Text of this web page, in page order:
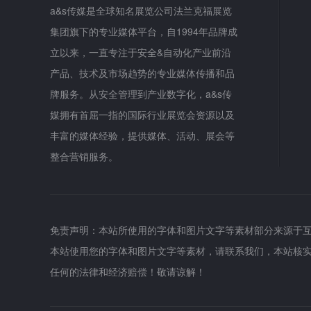
a&s传媒是全球知名展览公司法兰克福展览
集团旗下的专业媒体平台，自1994年品牌成
立以来，一直专注于安全&自动化产业前沿
产品、技术及市场趋势的专业媒体传播和品
牌服务。从安全管理到产业数字化，a&s传
媒拥有首屈一指的国际行业展览会资源以及
丰富的媒体经验，提供媒体、活动、展会等
整合营销服务。
免责声明：本站所使用的字体和图片文字等素材部分来源
本站使用您的字体和图片文字等素材，请联系我们，本站
任何的法律和经济赔偿！敬请谅解！